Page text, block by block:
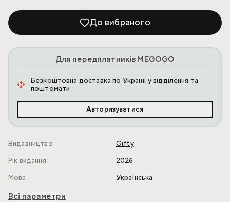
До вибраного
Для передплатників MEGOGO
Безкоштовна доставка по Україні у відділення та
поштомати
Авторизуватися
Видавництво
Gifty
Рік видання
2026
Мова
Українська
Всі параметри